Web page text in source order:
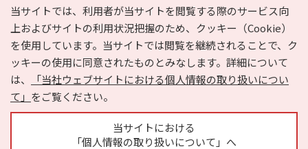
当サイトでは、利用者が当サイトを閲覧する際のサービス向
上およびサイトの利用状況把握のため、クッキー（Cookie）
を使用しています。当サイトでは閲覧を継続されることで、ク
ッキーの使用に同意されたものとみなします。詳細について
は、
「当社ウェブサイトにおける個人情報の取り扱いについ
て」 をご覧ください。
当サイトにおける
「個人情報の取り扱いについて」へ
e-NAVITA（イーナビタ）とは？ お気に入り
ヘルプ
利用規約
個人情報の取り扱いについて
運営会社
サイトマップ
広告掲載に関するお問い合わせ